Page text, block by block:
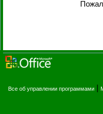
Все об управлении программами